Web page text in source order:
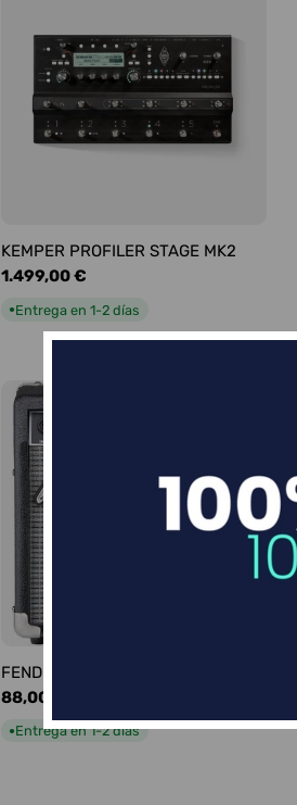
KEMPER PROFILER STAGE MK2
Precio
1.499,00 €
●Entrega en 1-2 días
FENDER FRONTMAN 10G
Precio
habitual
88,00 €
●Entrega en 1-2 días